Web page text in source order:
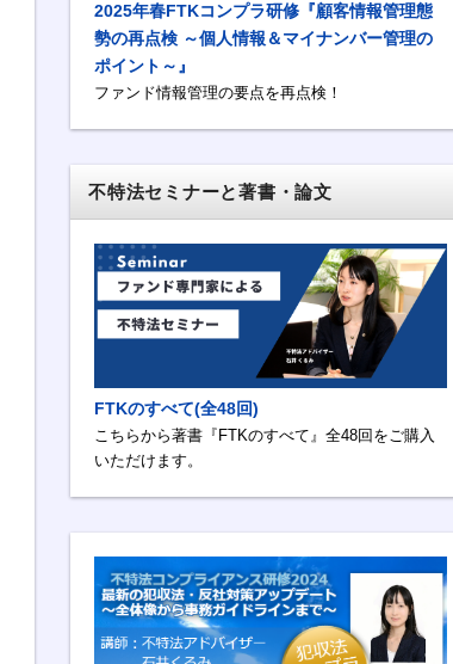
2025年春FTKコンプラ研修『顧客情報管理態
勢の再点検 ～個人情報＆マイナンバー管理の
ポイント～』
ファンド情報管理の要点を再点検！
不特法セミナーと著書・論文
FTKのすべて(全48回)
こちらから著書『FTKのすべて』全48回をご購入
いただけます。